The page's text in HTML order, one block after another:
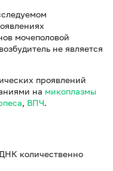
мочеполовой
не является
проявлений
на микоплазмы
, ВПЧ.
количественно